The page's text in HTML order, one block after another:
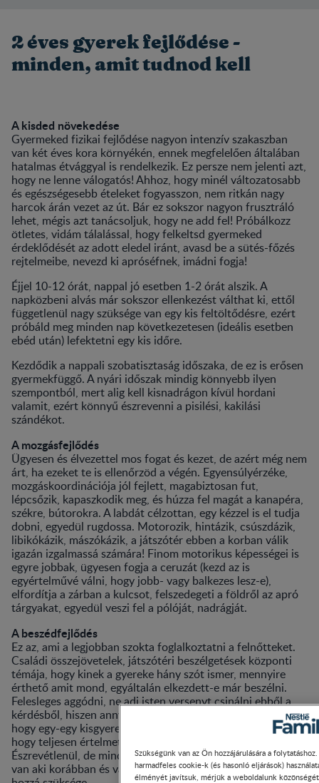
2 éves gyerek fejlődése -
minden, amit tudnod kell
A kisded növekedése
Gyermeked fizikai fejlődése nagyon intenzív szakaszban
van két éves kora környékén, ennek megfelelően általában
hatalmas étvággyal is rendelkezik. Ez persze nem jelenti azt,
hogy ne lenne válogatós! Ahhoz, hogy minél változatosabb
és egészségesebb ételeket fogyasszon, nem ritkán nagy
harcok árán vezet az út. Bár ez sokszor nagyon frusztráló
lehet, mégis azt tanácsoljuk, hogy ne add fel! Próbálkozz
ötletes, vidám tálalással, hogy felkeltsd gyermeked
érdeklődését az adott eledel iránt, avasd be a sütés-főzés
rejtelmeibe, nevezd ki apróséfnek, imádni fogja!
Éjjel 10-12 órát, nappal jó esetben 1-2 órát alszik. A
napközbeni alvás már sokszor ellenkezést válthat ki, ettől
függetlenül nagy szüksége van egy kis feltöltődésre, ezért
próbáld meg minden nap következetesen (ideális esetben
ebéd után) lefektetni egy kis időre.
Kezdődik a nappali szobatisztaság időszaka, de ez is erősen
gyermekfüggő. A nyári időszak mindig könnyebb ilyen
szempontból, mert alig kell kisnadrágon kívül hordani
valamit, ezért könnyű észrevenni a pisilési, kakilási
szándékot.
A mozgásfejlődés
Ügyesen és élvezettel mos fogat és kezet, de azért még nem
árt, ha ezeket te is ellenőrzöd a végén. Egyensúlyérzéke,
mozgáskoordinációja jól fejlett, magabiztosan fut,
lépcsőzik, kapaszkodik meg, és húzza fel magát a kanapéra,
székre, bútorokra. A labdát célzottan, egy kézzel is el tudja
dobni, egyedül rugdossa. Motorozik, hintázik, csúszdázik,
libikókázik, mászókázik, a játszótér ebben a korban válik
igazán izgalmassá számára! Finom motorikus képességei is
egyre jobbak, ügyesen fogja a ceruzát (kezd az is
egyértelművé válni, hogy jobb- vagy balkezes lesz-e),
elfordítja a zárban a kulcsot, felszedegeti a földről az apró
tárgyakat, egyedül veszi fel a pólóját, nadrágját.
A beszédfejlődés
Ez az, ami a legjobban szokta foglalkoztatni a felnőtteket.
Családi összejövetelek, játszótéri beszélgetések központi
témája, hogy kinek a gyereke hány szót ismer, mennyire
érthető amit mond, egyáltalán elkezdett-e már beszélni.
Felesleges aggódni, ne adj isten versenyt csinálni ebből a
kérdésből, hiszen annyira nagy eltérések lehetnek abban,
hogy egy-egy kisgyerek
hol tart éppen a beszédfejlődésben,
hogy teljesen értelmetlen összehasonlítgatni őket.
Észrevétlenül, de minden gyermek meg fog tanulni beszélni,
van aki korábban és van, akinek egy kicsit több időre van
Szükségünk van az Ön hozzájárulására a
harmadfeles cookie-k (és hasonló eljárások)
élményét javítsuk, mérjük a weboldalunk